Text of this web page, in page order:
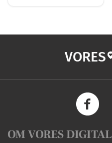
VORES
OM VORES DIGITAL